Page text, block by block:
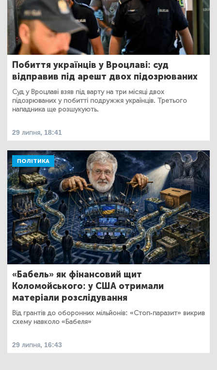
Побиття українців у Вроцлаві: суд
відправив під арешт двох підозрюваних
Суд у Вроцлаві взяв під варту на три місяці двох
підозрюваних у побитті подружжя українців. Третього
нападника ще розшукують.
29 липня, 18:41
ПОЛІТИКА
«Бабель» як фінансовий щит
Коломойського: у США отримали
матеріали розслідування
Від грантів до оборонних мільйонів: «Стоп-паразит» викрив
схему навколо «Бабеля»
29 липня, 16:43